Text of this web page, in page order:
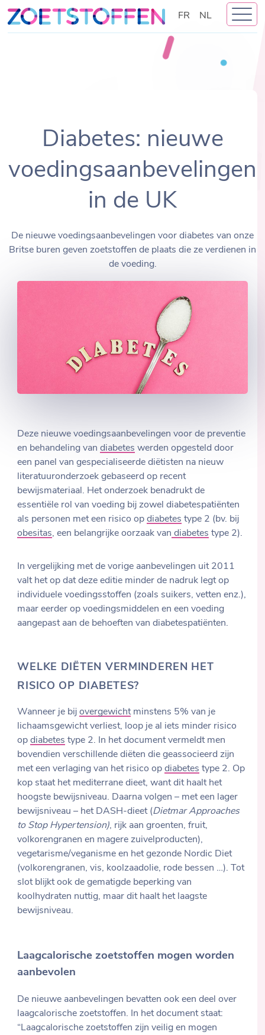
Skip
to
content
FR NL
Diabetes: nieuwe
voedingsaanbevelingen
in de UK
De nieuwe voedingsaanbevelingen voor diabetes van onze
Britse buren geven zoetstoffen de plaats die ze verdienen in
de voeding.
Deze nieuwe voedingsaanbevelingen voor de preventie
en behandeling vandiabetes werden opgesteld door
een panel van gespecialiseerde diëtisten na nieuw
literatuuronderzoek gebaseerd op recent
bewijsmateriaal. Het onderzoek benadrukt de
essentiële rol van voeding bij zowel diabetespatiënten
als personen met een risico opdiabetes type 2 (bv. bij
obesitas, een belangrijke oorzaak van diabetes type 2).
In vergelijking met de vorige aanbevelingen uit 2011
valt het op dat deze editie minder de nadruk legt op
individuele voedingsstoffen (zoals suikers, vetten enz.),
maar eerder op voedingsmiddelen en een voeding
aangepast aan de behoeften van diabetespatiënten.
WELKE DIËTEN VERMINDEREN HET
RISICO OP DIABETES?
Wanneer je bijovergewichtminstens 5% van je
lichaamsgewicht verliest, loop je al iets minder risico
opdiabetes type 2. In het document vermeldt men
bovendien verschillende diëten die geassocieerd zijn
met een verlaging van het risico opdiabetes type 2. Op
kop staat het mediterrane dieet, want dit haalt het
hoogste bewijsniveau. Daarna volgen – met een lager
bewijsniveau – het DASH-dieet (Dietmar Approaches
to Stop Hypertension), rijk aan groenten, fruit,
volkorengranen en magere zuivelproducten),
vegetarisme/veganisme en het gezonde Nordic Diet
(volkorengranen, vis, koolzaadolie, rode bessen …). Tot
slot blijkt ook de gematigde beperking van
koolhydraten nuttig, maar dit haalt het laagste
bewijsniveau.
Laagcalorische zoetstoffen mogen worden
aanbevolen
De nieuwe aanbevelingen bevatten ook een deel over
laagcalorische zoetstoffen. In het document staat:
“Laagcalorische zoetstoffen zijn veilig en mogen